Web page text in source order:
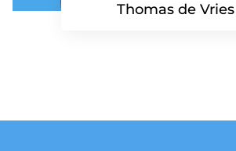
Thomas de Vries